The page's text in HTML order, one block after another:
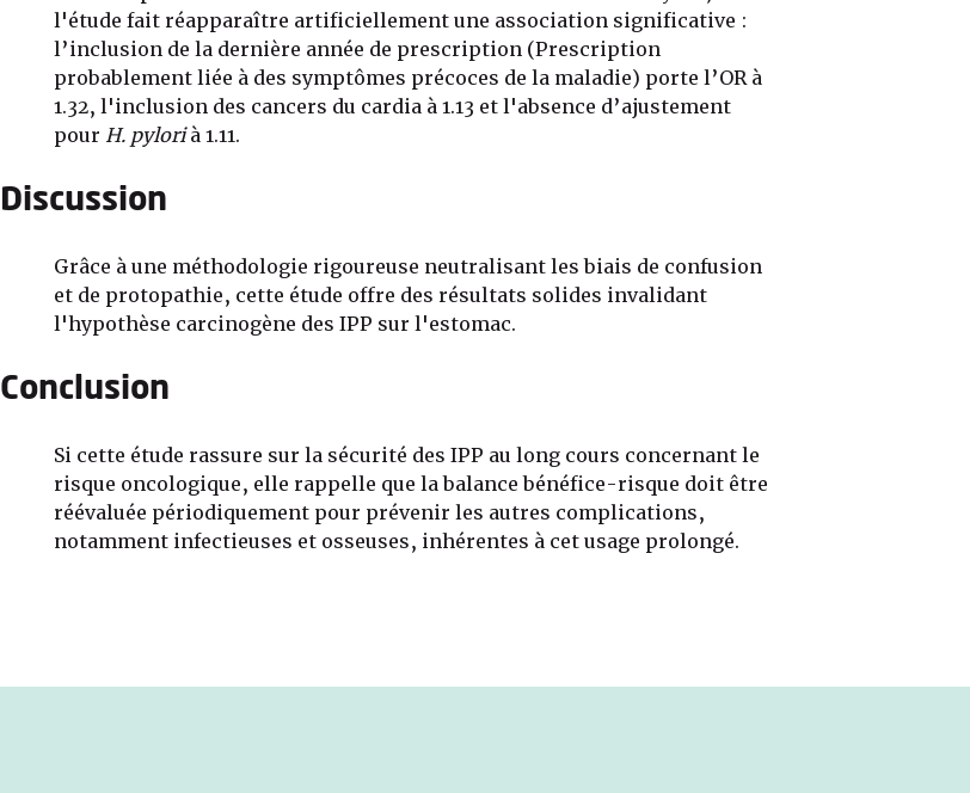
l'étude fait réapparaître artificiellement une association significative :
l’inclusion de la dernière année de prescription (Prescription
probablement liée à des symptômes précoces de la maladie) porte l’OR à
1.32, l'inclusion des cancers du cardia à 1.13 et l'absence d’ajustement
pour H. pylorià 1.11.
Discussion
Grâce à une méthodologie rigoureuse neutralisant les biais de confusion
et de protopathie, cette étude offre des résultats solides invalidant
l'hypothèse carcinogène des IPP sur l'estomac.
Conclusion
Si cette étude rassure sur la sécurité des IPP au long cours concernant le
risque oncologique, elle rappelle que la balance bénéfice-risque doit être
réévaluée périodiquement pour prévenir les autres complications,
notamment infectieuses et osseuses, inhérentes à cet usage prolongé.